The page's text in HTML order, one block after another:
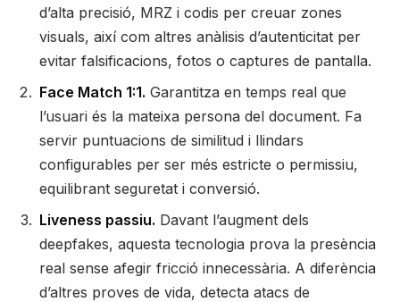
d’alta precisió, MRZ i codis per creuar zones
visuals, així com altres anàlisis d’autenticitat per
evitar falsificacions, fotos o captures de pantalla.
Face Match 1:1. Garantitza en temps real que
l’usuari és la mateixa persona del document. Fa
servir puntuacions de similitud i llindars
configurables per ser més estricte o permissiu,
equilibrant seguretat i conversió.
Liveness passiu. Davant l’augment dels
deepfakes, aquesta tecnologia prova la presència
real sense afegir fricció innecessària. A diferència
d’altres proves de vida, detecta atacs de